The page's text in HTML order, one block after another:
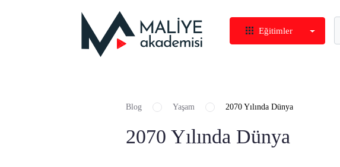
Eğitimler
Blog Yaşam 2070 Yılında Dünya
2070 Yılında Dünya